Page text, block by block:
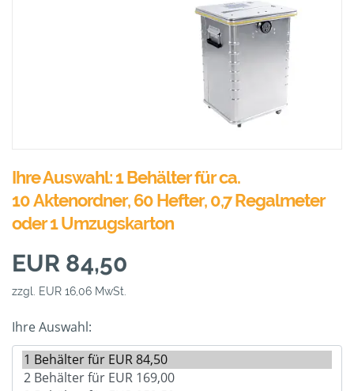
Ihre Auswahl: 1 Behälter für ca.
10 Aktenordner, 60 Hefter, 0,7 Regalmeter
oder 1 Umzugskarton
EUR 84,50
zzgl. EUR 16,06 MwSt.
Ihre Auswahl: